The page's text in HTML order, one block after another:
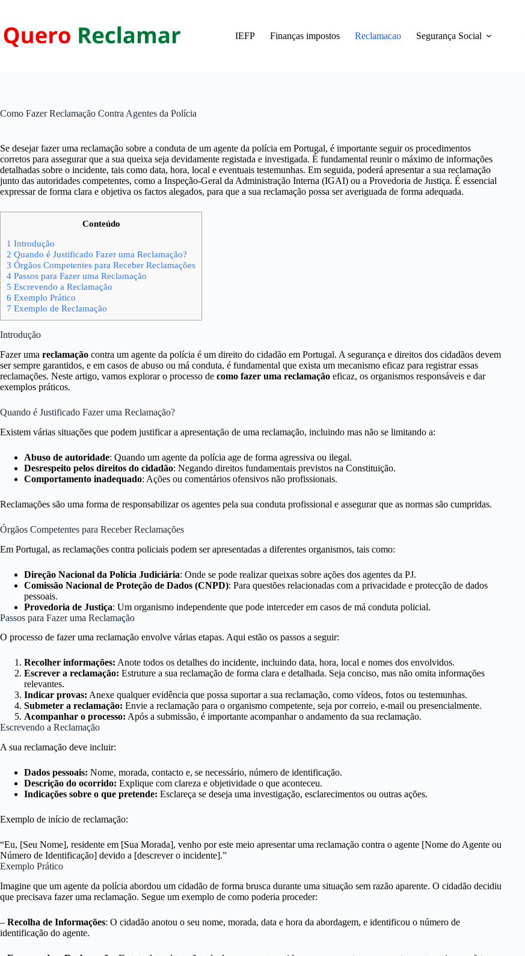
conteúdo
IEFP Finanças impostos Reclamacao Segurança Social
Como Fazer Reclamação Contra Agentes da Polícia
Se desejar fazer uma reclamação sobre a conduta de um agente da polícia em Portugal, é importante seguir os procedimentos
corretos para assegurar que a sua queixa seja devidamente registada e investigada. É fundamental reunir o máximo de informações
detalhadas sobre o incidente, tais como data, hora, local e eventuais testemunhas. Em seguida, poderá apresentar a sua reclamação
junto das autoridades competentes, como a Inspeção-Geral da Administração Interna (IGAI) ou a Provedoria de Justiça. É essencial
expressar de forma clara e objetiva os factos alegados, para que a sua reclamação possa ser averiguada de forma adequada.
Conteúdo
1 Introdução
2 Quando é Justificado Fazer uma Reclamação?
3 Órgãos Competentes para Receber Reclamações
4 Passos para Fazer uma Reclamação
5 Escrevendo a Reclamação
6 Exemplo Prático
7 Exemplo de Reclamação
Introdução
Fazer uma reclamação contra um agente da polícia é um direito do cidadão em Portugal. A segurança e direitos dos cidadãos devem
ser sempre garantidos, e em casos de abuso ou má conduta, é fundamental que exista um mecanismo eficaz para registrar essas
reclamações. Neste artigo, vamos explorar o processo de como fazer uma reclamação eficaz, os organismos responsáveis e dar
exemplos práticos.
Quando é Justificado Fazer uma Reclamação?
Existem várias situações que podem justificar a apresentação de uma reclamação, incluindo mas não se limitando a:
Abuso de autoridade: Quando um agente da polícia age de forma agressiva ou ilegal.
Desrespeito pelos direitos do cidadão: Negando direitos fundamentais previstos na Constituição.
Comportamento inadequado: Ações ou comentários ofensivos não profissionais.
Reclamações são uma forma de responsabilizar os agentes pela sua conduta profissional e assegurar que as normas são cumpridas.
Órgãos Competentes para Receber Reclamações
Em Portugal, as reclamações contra policiais podem ser apresentadas a diferentes organismos, tais como:
Direção Nacional da Polícia Judiciária: Onde se pode realizar queixas sobre ações dos agentes da PJ.
Comissão Nacional de Proteção de Dados (CNPD): Para questões relacionadas com a privacidade e protecção de dados
pessoais.
Provedoria de Justiça: Um organismo independente que pode interceder em casos de má conduta policial.
Passos para Fazer uma Reclamação
O processo de fazer uma reclamação envolve várias etapas. Aqui estão os passos a seguir:
Recolher informações: Anote todos os detalhes do incidente, incluindo data, hora, local e nomes dos envolvidos.
Escrever a reclamação: Estruture a sua reclamação de forma clara e detalhada. Seja conciso, mas não omita informações
relevantes.
Indicar provas: Anexe qualquer evidência que possa suportar a sua reclamação, como vídeos, fotos ou testemunhas.
Submeter a reclamação: Envie a reclamação para o organismo competente, seja por correio, e-mail ou presencialmente.
Acompanhar o processo: Após a submissão, é importante acompanhar o andamento da sua reclamação.
Escrevendo a Reclamação
A sua reclamação deve incluir:
Dados pessoais: Nome, morada, contacto e, se necessário, número de identificação.
Descrição do ocorrido: Explique com clareza e objetividade o que aconteceu.
Indicações sobre o que pretende: Esclareça se deseja uma investigação, esclarecimentos ou outras ações.
Exemplo de início de reclamação:
“Eu, [Seu Nome], residente em [Sua Morada], venho por este meio apresentar uma reclamação contra o agente [Nome do Agente ou
Número de Identificação] devido a [descrever o incidente].”
Exemplo Prático
Imagine que um agente da polícia abordou um cidadão de forma brusca durante uma situação sem razão aparente. O cidadão decidiu
que precisava fazer uma reclamação. Segue um exemplo de como poderia proceder:
– Recolha de Informações: O cidadão anotou o seu nome, morada, data e hora da abordagem, e identificou o número de
identificação do agente.